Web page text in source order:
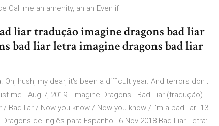
Call me an amenity, ah ah Even if
liar tradução imagine dragons bad liar
bad liar letra imagine dragons bad liar
Oh, hush, my dear, it's been a difficult year. And terrors don't
me Aug 7, 2019 - Imagine Dragons - Bad Liar (tradução)
/ Bad liar / Now you know / Now you know / I'm a bad liar 13
de Inglês para Espanhol. 6 Nov 2018 Bad Liar Letra: